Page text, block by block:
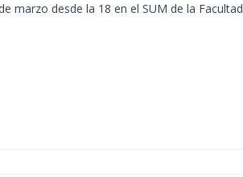
marzo desde la 18 en el SUM de la Facultad